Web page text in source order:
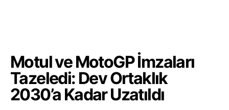
Motul ve MotoGP İmzaları
Tazeledi: Dev Ortaklık
2030’a Kadar Uzatıldı